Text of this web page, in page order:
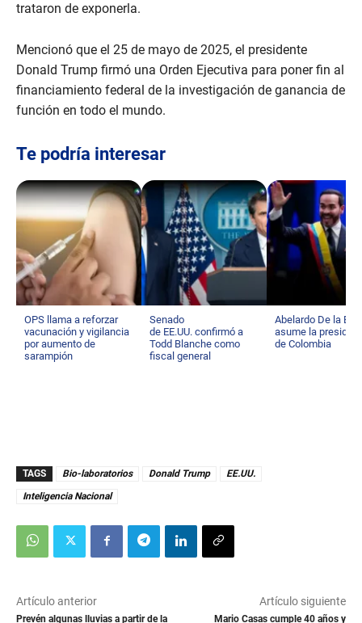
trataron de exponerla.
Mencionó que el 25 de mayo de 2025, el presidente
Donald Trump firmó una Orden Ejecutiva para poner fin al
financiamiento federal de la investigación de ganancia de
función en todo el mundo.
Te podría interesar
OPS llama a reforzar
vacunación y vigilancia
por aumento de
sarampión
Senado
de EE.UU. confirmó a
Todd Blanche como
fiscal general
Abelardo De la
asume la
de Colombia
TAGS Bio-laboratorios Donald Trump
EE.UU.
Inteligencia Nacional
Artículo anterior
Prevén algunas lluvias a partir de la
Artículo siguiente
Mario Casas cumple 40 años y